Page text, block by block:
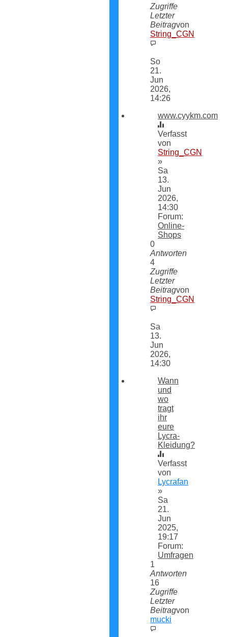
Zugriffe
Letzter
Beitragvon
String_CGN
Beitrag
So
21.
Jun
2026,
14:26
www.cyykm.com
Verfasst
von
String_CGN
»
Sa
13.
Jun
2026,
14:30
Forum:
Online-
Shops
0
Antworten
4
Zugriffe
Letzter
Beitragvon
String_CGN
Beitrag
Sa
13.
Jun
2026,
14:30
Wann
und
wo
tragt
ihr
eure
Lycra-
Kleidung?
Verfasst
von
Lycrafan
»
Sa
21.
Jun
2025,
19:17
Forum:
Umfragen
1
Antworten
16
Zugriffe
Letzter
Beitragvon
mucki